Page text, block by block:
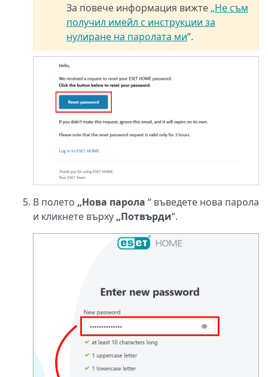
За повече информация вижте „Не съм
получил имейл с инструкции за
нулиране на паролата ми“.
В полето „Нова парола “ въведете нова парола
и кликнете върху „Потвърди“.